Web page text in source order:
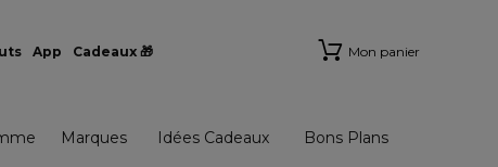
App Cadeaux 🎁 Mon panier
Marques Idées Cadeaux Bons Plans